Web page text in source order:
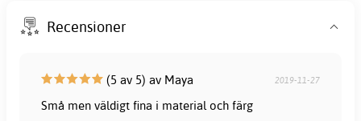
Recensioner
(5 av 5) av Maya 2019-11-27
Små men väldigt fina i material och färg